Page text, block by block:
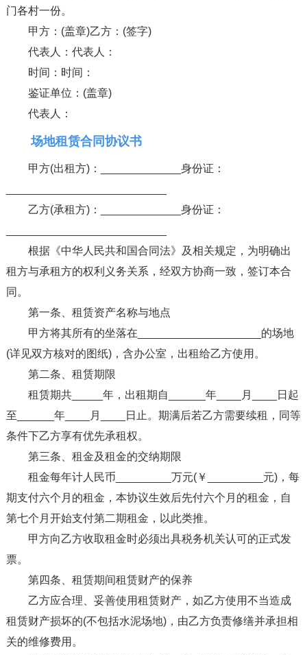
门各村一份。
甲方：(盖章)乙方：(签字)
代表人：代表人：
时间：时间：
鉴证单位：(盖章)
代表人：
场地租赁合同协议书
甲方(出租方)：_____________身份证：
乙方(承租方)：_____________身份证：
根据《中华人民共和国合同法》及相关规定，为明确出
租方与承租方的权利义务关系，经双方协商一致，签订本合
同。
第一条、租赁资产名称与地点
甲方将其所有的坐落在____________________的场地
(详见双方核对的图纸)，含办公室，出租给乙方使用。
第二条、租赁期限
租赁期共_____年，出租期自______年____月____日起
至______年____月____日止。期满后若乙方需要续租，同等
条件下乙方享有优先承租权。
第三条、租金及租金的交纳期限
租金每年计人民币_________万元(￥_________元)，每
期支付六个月的租金，本协议生效后先付六个月的租金，自
第七个月开始支付第二期租金，以此类推。
甲方向乙方收取租金时必须出具税务机关认可的正式发
票。
第四条、租赁期间租赁财产的保养
乙方应合理、妥善使用租赁财产，如乙方使用不当造成
租赁财产损坏的(不包括水泥场地)，由乙方负责修缮并承担相
关的维修费用。